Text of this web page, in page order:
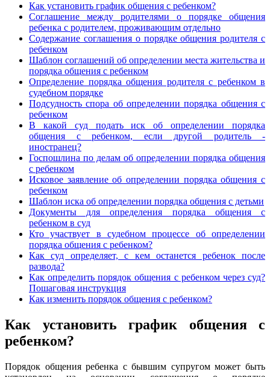
Как установить график общения с ребенком?
Соглашение между родителями о порядке общения
ребенка с родителем, проживающим отдельно
Содержание соглашения о порядке общения родителя с
ребенком
Шаблон соглашений об определении места жительства и
порядка общения с ребенком
Определение порядка общения родителя с ребенком в
судебном порядке
Подсудность спора об определении порядка общения с
ребенком
В какой суд подать иск об определении порядка
общения с ребенком, если другой родитель -
иностранец?
Госпошлина по делам об определении порядка общения
с ребенком
Исковое заявление об определении порядка общения с
ребенком
Шаблон иска об определении порядка общения с детьми
Документы для определения порядка общения с
ребенком в суд
Кто участвует в судебном процессе об определении
порядка общения с ребенком?
Как суд определяет, с кем останется ребенок после
развода?
Как определить порядок общения с ребенком через суд?
Пошаговая инструкция
Как изменить порядок общения с ребенком?
Как установить график общения с
ребенком?
Порядок общения ребенка с бывшим супругом может быть